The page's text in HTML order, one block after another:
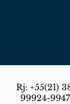
Rj: +55(21)
99924-9947